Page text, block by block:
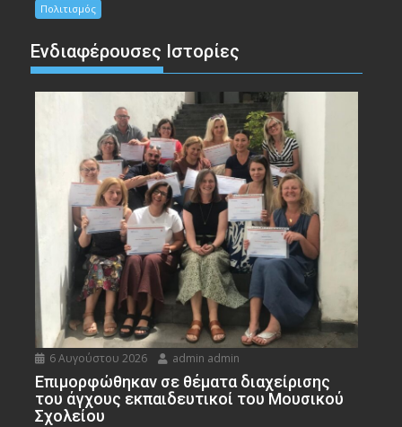
Πολιτισμός
Ενδιαφέρουσες Ιστορίες
6 Αυγούστου 2026 admin admin
Eπιμορφώθηκαν σε θέματα διαχείρισης
του άγχους εκπαιδευτικοί του Μουσικού
Σχολείου